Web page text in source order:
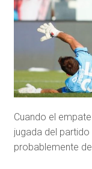
Cuando el
jugada del
probablemente